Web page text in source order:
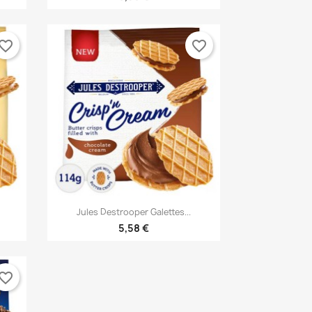
×
Γρήγορη προβολή
Jules Destrooper Galettes...
5,58 €
favorite_border